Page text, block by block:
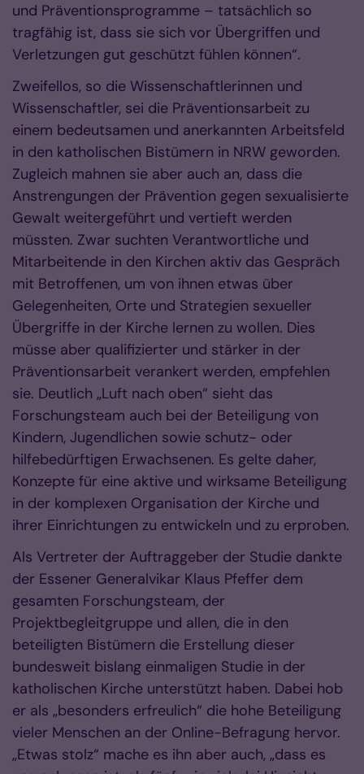
und Präventionsprogramme – tatsächlich so
tragfähig ist, dass sie sich vor Übergriffen und
Verletzungen gut geschützt fühlen können“.
Zweifellos, so die Wissenschaftlerinnen und
Wissenschaftler, sei die Präventionsarbeit zu
einem bedeutsamen und anerkannten Arbeitsfeld
in den katholischen Bistümern in NRW geworden.
Zugleich mahnen sie aber auch an, dass die
Anstrengungen der Prävention gegen sexualisierte
Gewalt weitergeführt und vertieft werden
müssten. Zwar suchten Verantwortliche und
Mitarbeitende in den Kirchen aktiv das Gespräch
mit Betroffenen, um von ihnen etwas über
Gelegenheiten, Orte und Strategien sexueller
Übergriffe in der Kirche lernen zu wollen. Dies
müsse aber qualifizierter und stärker in der
Präventionsarbeit verankert werden, empfehlen
sie. Deutlich „Luft nach oben“ sieht das
Forschungsteam auch bei der Beteiligung von
Kindern, Jugendlichen sowie schutz- oder
hilfebedürftigen Erwachsenen. Es gelte daher,
Konzepte für eine aktive und wirksame Beteiligung
in der komplexen Organisation der Kirche und
ihrer Einrichtungen zu entwickeln und zu erproben.
Als Vertreter der Auftraggeber der Studie dankte
der Essener Generalvikar Klaus Pfeffer dem
gesamten Forschungsteam, der
Projektbegleitgruppe und allen, die in den
beteiligten Bistümern die Erstellung dieser
bundesweit bislang einmaligen Studie in der
katholischen Kirche unterstützt haben. Dabei hob
er als „besonders erfreulich“ die hohe Beteiligung
vieler Menschen an der Online-Befragung hervor.
„Etwas stolz“ mache es ihn aber auch, „dass es